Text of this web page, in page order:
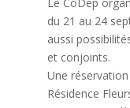
du 21 au 24
aussi
et conjoints.
Une
Résidence